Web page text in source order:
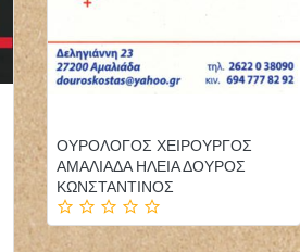
ΟΥΡΟΛΟΓΟΣ ΧΕΙΡΟΥΡΓΟΣ
ΑΜΑΛΙΑΔΑ ΗΛΕΙΑ ΔΟΥΡΟΣ
ΚΩΝΣΤΑΝΤΙΝΟΣ